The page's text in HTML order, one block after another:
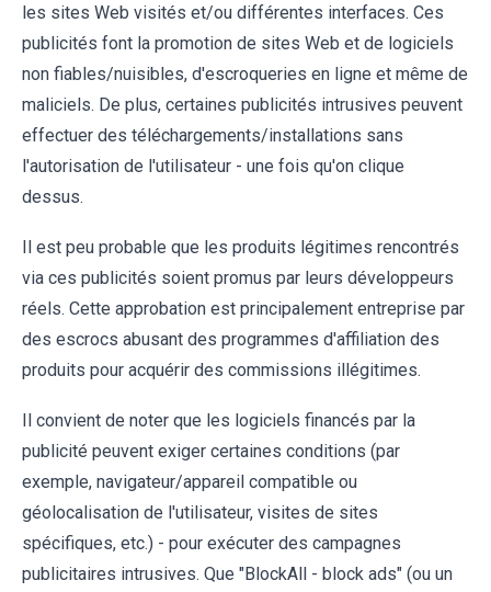
les sites Web visités et/ou différentes interfaces. Ces
publicités font la promotion de sites Web et de logiciels
non fiables/nuisibles, d'escroqueries en ligne et même de
maliciels. De plus, certaines publicités intrusives peuvent
effectuer des téléchargements/installations sans
l'autorisation de l'utilisateur - une fois qu'on clique
dessus.
Il est peu probable que les produits légitimes rencontrés
via ces publicités soient promus par leurs développeurs
réels. Cette approbation est principalement entreprise par
des escrocs abusant des programmes d'affiliation des
produits pour acquérir des commissions illégitimes.
Il convient de noter que les logiciels financés par la
publicité peuvent exiger certaines conditions (par
exemple, navigateur/appareil compatible ou
géolocalisation de l'utilisateur, visites de sites
spécifiques, etc.) - pour exécuter des campagnes
publicitaires intrusives. Que "BlockAll - block ads" (ou un